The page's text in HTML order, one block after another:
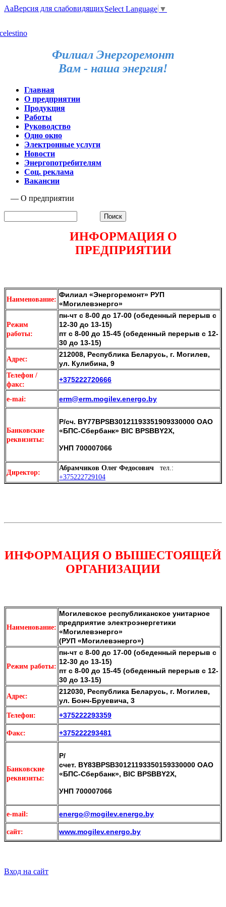
AaВерсия для слабовидящихSelect Language ▼
Филиал Энергоремонт
Вам - наша энергия!
Главная
О предприятии
Продукция
Работы
Руководство
Одно окно
Электронные услуги
Новости
Энергопотребителям
Соц. реклама
Вакансии
— О предприятии
ИНФОРМАЦИЯ О
ПРЕДПРИЯТИИ
Наименование:
Филиал «Энергоремонт» РУП
«Могилевэнерго»
Режим
работы:
пн-чт с 8-00 до 17-00 (обеденный перерыв с
12-30 до 13-15)
пт с 8-00 до 15-45 (обеденный перерыв с 12-
30 до 13-15)
Адрес:
212008, Республика Беларусь, г. Могилев,
ул. Кулибина, 9
Телефон /
факс:
+375222720666
e-mai: erm@erm.mogilev.energo.by
Банковские
реквизиты:
Р/сч. BY77BPSB30121193351909330000 ОАО
«БПС-Сбербанк» BIC BPSBBY2X,
УНП 700007066
Директор:
Абрамчиков Олег Федосович тел.:
+375222729104
ИНФОРМАЦИЯ О ВЫШЕСТОЯЩЕЙ
ОРГАНИЗАЦИИ
Наименование:
Могилевское республиканское унитарное
предприятие электроэнергетики
«Могилевэнерго»
(РУП «Могилевэнерго»)
Режим работы:
пн-чт с 8-00 до 17-00 (обеденный перерыв с
12-30 до 13-15)
пт с 8-00 до 15-45 (обеденный перерыв с 12-
30 до 13-15)
Адрес:
212030, Республика Беларусь, г. Могилев,
ул. Бонч-Бруевича, 3
Телефон: +375222293359
Факс: +375222293481
Банковские
реквизиты:
Р/
счет. BY83BPSB30121193350159330000 ОАО
«БПС-Сбербанк», BIC BPSBBY2X,
УНП 700007066
e-mail: energo@mogilev.energo.by
сайт: www.mogilev.energo.by
Вход на сайт